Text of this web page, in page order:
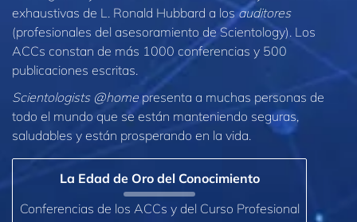
exhaustivas de L. Ronald Hubbard a losauditores
(profesionales del asesoramiento de Scientology). Los
ACCs constan de más 1000 conferencias y 500
publicaciones escritas.
Scientologists @home presenta a muchas personas de
todo el mundo que se están manteniendo seguras,
saludables y están prosperando en la vida.
La Edad de Oro del Conocimiento
Conferencias de los ACCs y del Curso Profesional